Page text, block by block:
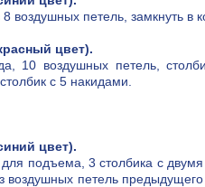
воздушных петель, замкнуть в
цвет).
10 воздушных петель,
с 5 накидами.
цвет).
подъема, 3 столбика с
воздушных петель